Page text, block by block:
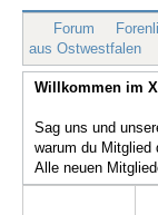
XBR.de
Technik
Forum
Treffen & Touren
Cafe-Ecke
Forum
aus Ostwestfalen
Willkommen im
Sag uns und
warum du Mitglied
Alle neuen